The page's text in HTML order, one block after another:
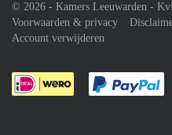
© 2026 - Kamers Leeuwarden -
Voorwaarden & privacy
Account verwijderen